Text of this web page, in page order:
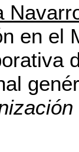
en el